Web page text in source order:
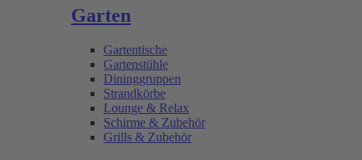
Garten
Gartentische
Gartenstühle
Dininggruppen
Strandkörbe
Lounge & Relax
Schirme & Zubehör
Grills & Zubehör